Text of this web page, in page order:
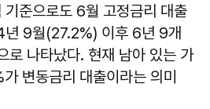
기준으로도 6월 고정금리 대출
9월(27.2%) 이후 6년 9개
로 나타났다. 현재 남아 있는 가
변동금리 대출이라는 의미